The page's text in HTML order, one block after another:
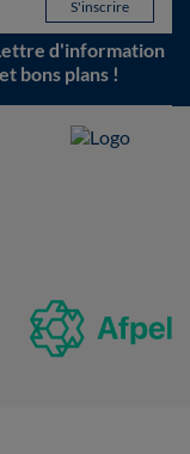
d'information
bons plans !